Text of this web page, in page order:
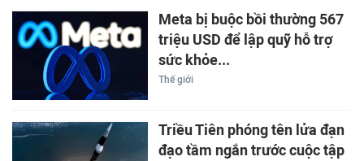
Meta bị buộc bồi thường 567
triệu USD để lập quỹ hỗ trợ
sức khỏe...
Thế giới
Triều Tiên phóng tên lửa đạn
đạo tầm ngắn trước cuộc tập